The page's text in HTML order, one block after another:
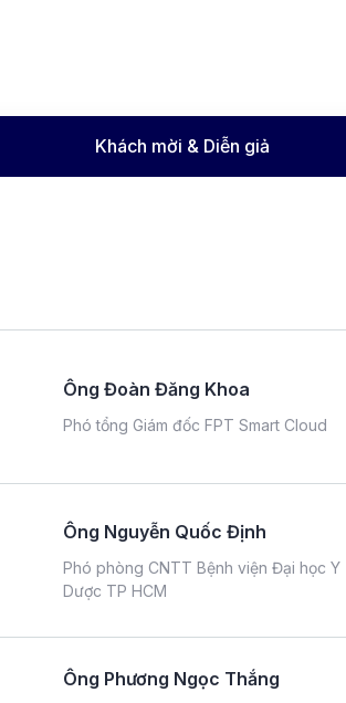
Khách mời & Diễn giả
Ông Đoàn Đăng Khoa
Phó tổng Giám đốc FPT Smart Cloud
Ông Nguyễn Quốc Định
Phó phòng CNTT Bệnh viện Đại học Y
Dược TP HCM
Ông Phương Ngọc Thắng